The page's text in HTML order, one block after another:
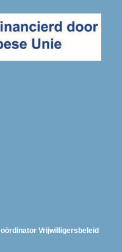
Vrijwilligersbeleid